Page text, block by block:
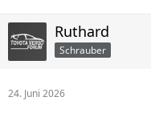
Ruthard
Schrauber
24. Juni 2026